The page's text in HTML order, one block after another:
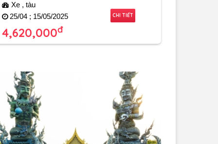
Xe , tàu
25/04 ; 15/05/2025
4,620,000đ
CHI TIẾT